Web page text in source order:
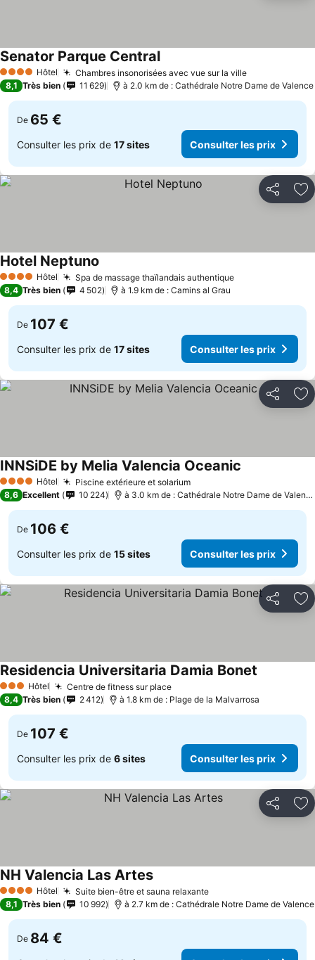
4 Étoiles Hôtel Chambres insonorisées avec vue sur la villeConsulter
Senator Parque CentralConsulter les prix
8,1 Très bien 11 629 à 2.0 km de : Cathédrale Notre Dame de Valence
De 65 €
Consulter les prix de 17 sites Consulter les prix
Partager
4 Étoiles Hôtel Spa de massage thaïlandais authentiqueConsulter les
Hotel Neptuno
8,4 Très bien 4 502 à 1.9 km de : Camins al Grau
De 107 €
Consulter les prix de 17 sites Consulter les prix
Partager
4 Étoiles Hôtel Piscine extérieure et solariumConsulter les prix
INNSiDE by Melia Valencia Oceanic
8,6 Excellent 10 224 à 3.0 km de : Cathédrale Notre Dame de Valence
De 106 €
Consulter les prix de 15 sites Consulter les prix
Partager
3 ÉtoilesHôtel Centre de fitness sur placeConsulter les prix
Residencia Universitaria Damia Bonet
8,4 Très bien 2 412 à 1.8 km de : Plage de la Malvarrosa
De 107 €
Consulter les prix de 6 sites Consulter les prix
Partager
4 Étoiles Hôtel Suite bien-être et sauna relaxanteConsulter les prix
NH Valencia Las ArtesConsulter les prix
8,1 Très bien 10 992 à 2.7 km de : Cathédrale Notre Dame de Valence
De 84 €